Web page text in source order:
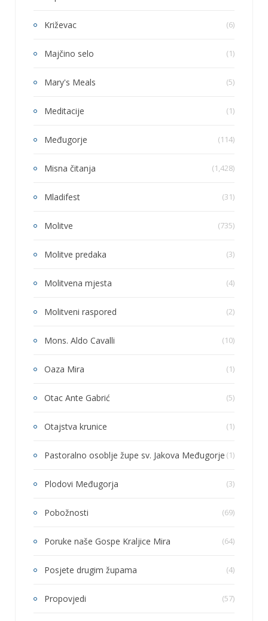
Križevac (6)
Majčino selo (1)
Mary's Meals (5)
Meditacije (1)
Međugorje (114)
Misna čitanja (1,428)
Mladifest (31)
Molitve (735)
Molitve predaka (3)
Molitvena mjesta (4)
Molitveni raspored (2)
Mons. Aldo Cavalli (10)
Oaza Mira (1)
Otac Ante Gabrić (5)
Otajstva krunice (1)
Pastoralno osoblje župe sv. Jakova Međugorje (1)
Plodovi Međugorja (3)
Pobožnosti (69)
Poruke naše Gospe Kraljice Mira (64)
Posjete drugim župama (4)
Propovjedi (57)